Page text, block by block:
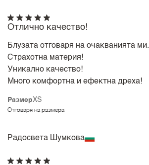
РазмерXS
Отговаря на размера
Отлично качество!
Блузата отговаря на очакванията ми.
Страхотна материя!
Уникално качество!
Много комфортна и ефектна дреха!
Радосвета Шумкова